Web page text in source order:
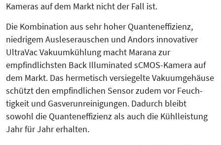
Kameras auf dem Markt nicht der Fall ist.
Die Kombination aus sehr hoher Quan­­teneffizienz,
niedrigem Aus­lese­­­rauschen und Andors innovativer
UltraVac Va­kuum­kühlung macht Marana zur
empfindlichsten Back Illuminated sCMOS-Ka­mera auf
dem Markt. Das hermetisch ver­sie­gelte Vakuumgehäuse
schützt den empfindlichen Sensor zudem vor Feuch­­
tigkeit und Gas­ver­un­rei­ni­gun­gen. Dadurch bleibt
sowohl die Quan­teneffizienz als auch die Kühl­leistung
Jahr für Jahr erhalten.